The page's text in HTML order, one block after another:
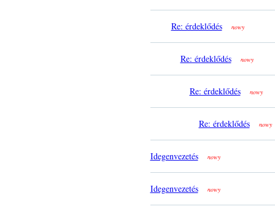
Re: érdeklődés nowy
Re: érdeklődés nowy
Re: érdeklődés nowy
Re: érdeklődés nowy
Idegenvezetés nowy
Idegenvezetés nowy